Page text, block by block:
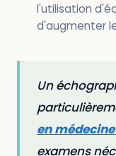
l'utilisation
d'augmenter
Un
en
examens